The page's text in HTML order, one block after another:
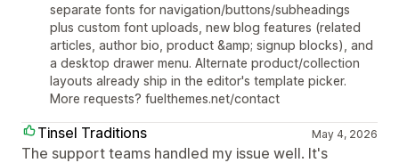
separate fonts for navigation/buttons/subheadings
plus custom font uploads, new blog features (related
articles, author bio, product &amp; signup blocks), and
a desktop drawer menu. Alternate product/collection
layouts already ship in the editor's template picker.
More requests? fuelthemes.net/contact
Tinsel Traditions May 4, 2026
The support teams handled my issue well. It's